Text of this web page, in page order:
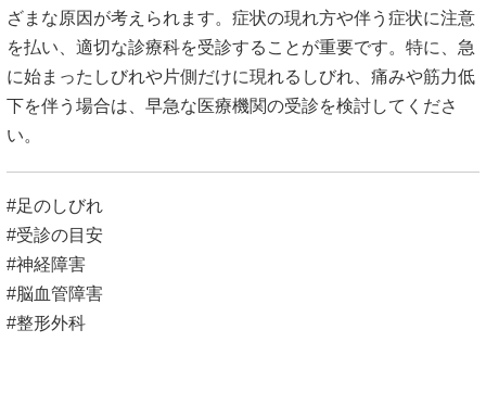
ざまな原因が考えられます。 症状の現れ方や伴う症状に注意
を払い、適切な診療科を受診することが重要です。 特に、急
に始まったしびれや片側だけに現れるしびれ、痛みや筋力低
下を伴う場合は、早急な医療機関の受診を検討してくださ
い。
#足のしびれ
#受診の目安
#神経障害
#脳血管障害
#整形外科